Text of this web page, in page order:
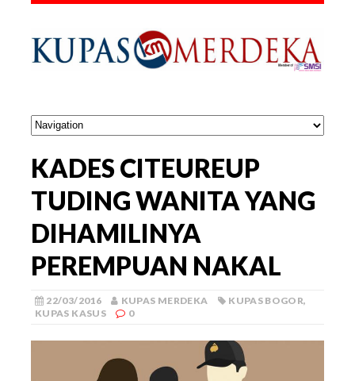
KADES CITEUREUP
TUDING WANITA YANG
DIHAMILINYA
PEREMPUAN NAKAL
22/03/2016 KUPAS MERDEKA KUPAS BOGOR,
KUPAS KASUS
0